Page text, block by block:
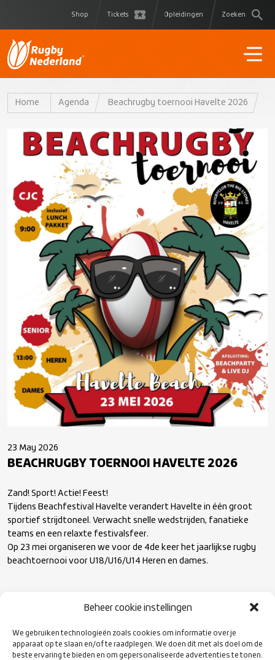
Beheer cookie instellingen
We gebruiken technologieën zoals cookies om informatie over je
apparaat op te slaan en/of te raadplegen. We doen dit met als doel om de
beste ervaring te bieden en om gepersonaliseerde advertenties te tonen.
Shop Tickets Opleidingen Zoeken
Home Agenda Beachrugby toernooi Havelte 2026
23 May 2026
BEACHRUGBY TOERNOOI HAVELTE 2026
Zand! Sport! Actie! Feest!
Tijdens Beachfestival Havelte verandert Havelte in één groot
sportief strijdtoneel. Verwacht snelle wedstrijden, fanatieke
teams en een relaxte festivalsfeer.
Op 23 mei organiseren we voor de 4de keer het jaarlijkse rugby
beachtoernooi voor U18/U16/U14 Heren en dames.